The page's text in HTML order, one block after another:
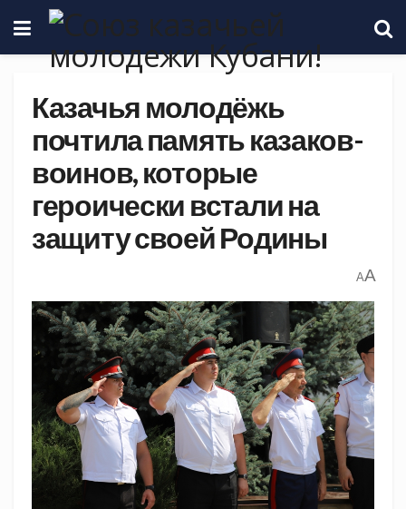
Казачья молодёжь
почтила память казаков-
воинов, которые
героически встали на
защиту своей Родины
AA